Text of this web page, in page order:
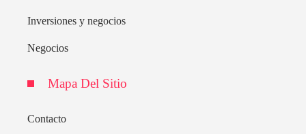
Inversiones y negocios
Negocios
Mapa Del Sitio
Contacto